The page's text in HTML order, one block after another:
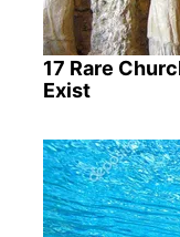
17 Rare
Exist